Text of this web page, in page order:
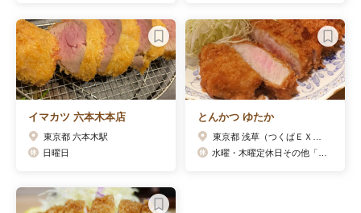
イマカツ 六本木本店
東京都 六本木駅
日曜日
とんかつ ゆたか